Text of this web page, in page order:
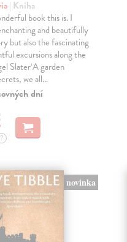
| Kniha
book this is. I
and beautifully
but also the fascinating
excursions along the
Slater‘A garden
we all…
dní
?
novinka